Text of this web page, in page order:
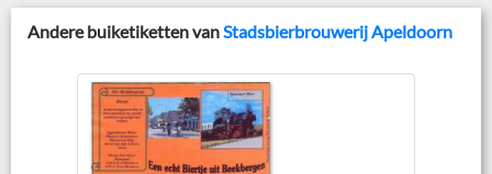
Andere buiketiketten vanStadsbierbrouwerij Apeldoorn